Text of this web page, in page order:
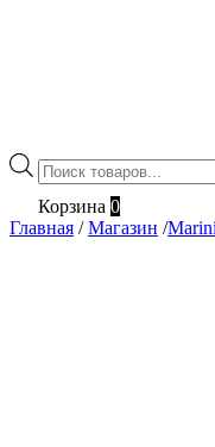
Поиск
товаров
Корзина 0
Главная / Магазин /